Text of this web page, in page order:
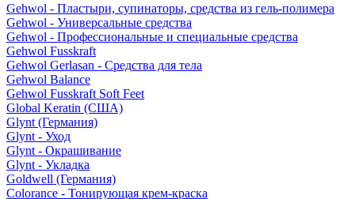
Gehwol - Пластыри, супинаторы, средства из гель-полимера
Gehwol - Универсальные средства
Gehwol - Профессиональные и специальные средства
Gehwol Fusskraft
Gehwol Gerlasan - Средства для тела
Gehwol Balance
Gehwol Fusskraft Soft Feet
Global Keratin (США)
Glynt (Германия)
Glynt - Уход
Glynt - Окрашивание
Glynt - Укладка
Goldwell (Германия)
Colorance - Тонирующая крем-краска